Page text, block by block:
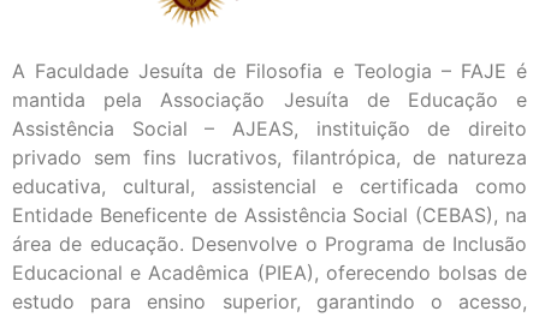
A Faculdade Jesuíta de Filosofia e Teologia – FAJE é
mantida pela Associação Jesuíta de Educação e
Assistência Social – AJEAS, instituição de direito
privado sem fins lucrativos, filantrópica, de natureza
educativa, cultural, assistencial e certificada como
Entidade Beneficente de Assistência Social (CEBAS), na
área de educação. Desenvolve o Programa de Inclusão
Educacional e Acadêmica (PIEA), oferecendo bolsas de
estudo para ensino superior, garantindo o acesso,